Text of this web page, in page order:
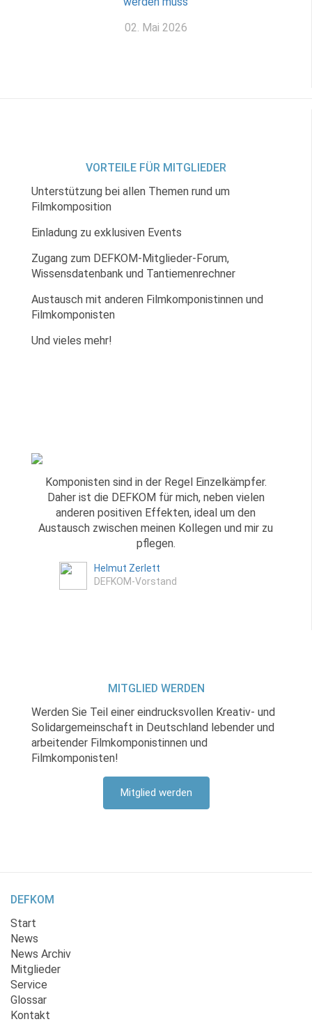
02. Mai 2026
VORTEILE FÜR MITGLIEDER
Unterstützung bei allen Themen rund um
Filmkomposition
Einladung zu exklusiven Events
Zugang zum DEFKOM-Mitglieder-Forum,
Wissensdatenbank und Tantiemenrechner
Austausch mit anderen Filmkomponistinnen und
Filmkomponisten
Und vieles mehr!
Komponisten sind in der Regel Einzelkämpfer.
Daher ist die DEFKOM für mich, neben vielen
anderen positiven Effekten, ideal um den
Austausch zwischen meinen Kollegen und mir zu
pflegen.
Helmut Zerlett
DEFKOM-Vorstand
MITGLIED WERDEN
Werden Sie Teil einer eindrucksvollen Kreativ- und
Solidargemeinschaft in Deutschland lebender und
arbeitender Filmkomponistinnen und
Filmkomponisten!
Mitglied werden
DEFKOM
Start
News
News Archiv
Mitglieder
Service
Glossar
Kontakt